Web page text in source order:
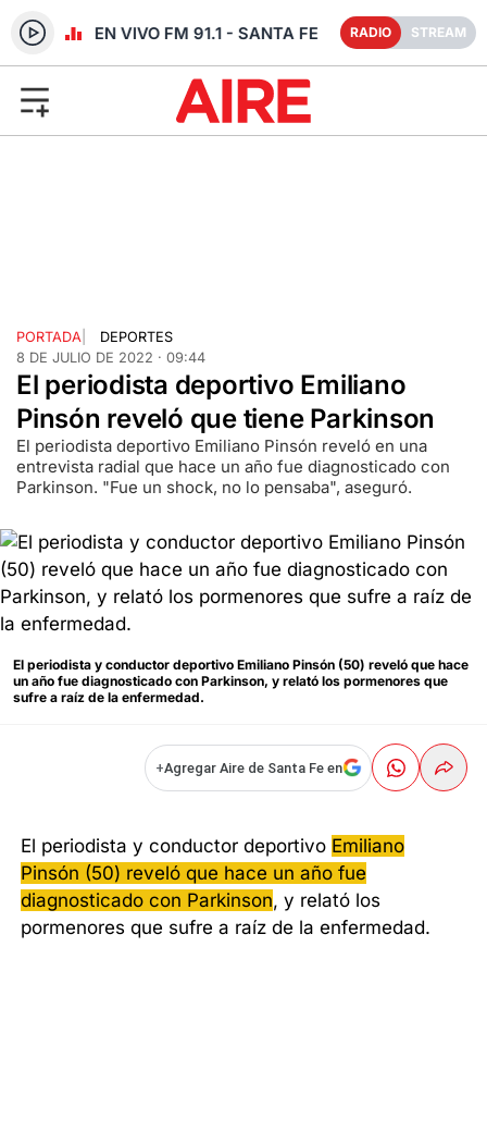
RADIO EN VIVO FM 91.1 - SANTA FE RADIO STREAM
PORTADA
DEPORTES
8 DE JULIO DE 2022 · 09:44
El periodista deportivo Emiliano
Pinsón reveló que tiene Parkinson
El periodista deportivo Emiliano Pinsón reveló en una
entrevista radial que hace un año fue diagnosticado con
Parkinson. "Fue un shock, no lo pensaba", aseguró.
El periodista y conductor deportivo Emiliano Pinsón (50) reveló que hace
un año fue diagnosticado con Parkinson, y relató los pormenores que
sufre a raíz de la enfermedad.
+Agregar Aire de Santa Fe en
El periodista y conductor deportivo Emiliano
Pinsón (50) reveló que hace un año fue
diagnosticado con Parkinson, y relató los
pormenores que sufre a raíz de la enfermedad.